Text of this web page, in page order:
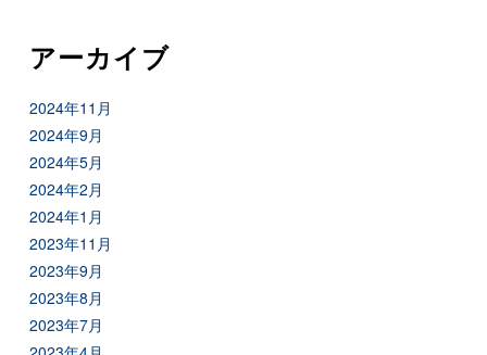
アーカイブ
2024年11月
2024年9月
2024年5月
2024年2月
2024年1月
2023年11月
2023年9月
2023年8月
2023年7月